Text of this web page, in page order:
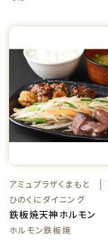
アミュプラザくまもと
ひのくにダイニング
鉄板焼天神ホルモン
ホルモン鉄板焼